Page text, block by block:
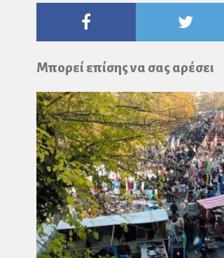
Μπορεί επίσης να σας αρέσει